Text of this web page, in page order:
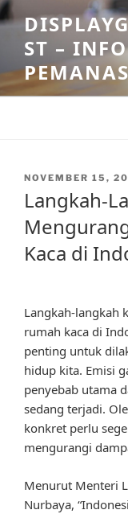
Skip
to
contentST –
POSTED
NOVEMBER 15,
Langkah-
Kaca di
Langkah-langkah
rumah kaca di
penting untuk
hidup kita. Emisi
penyebab utama
sedang terjadi.
konkret perlu
mengurangi
Menurut Menteri
Nurbaya,